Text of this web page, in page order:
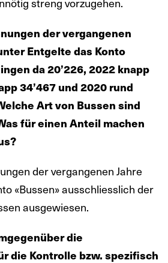
der vergangenen
Entgelte das Konto
da 20’226, 2022 knapp
34’467 und 2020 rund
Art von Bussen sind
für einen Anteil machen
der vergangenen Jahre
«Bussen» ausschliesslich der
ausgewiesen.
die
die Kontrolle bzw. spezifisch